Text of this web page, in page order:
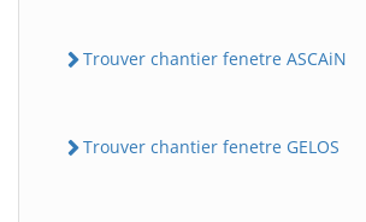
Trouver chantier fenetre ASCAiN
Trouver chantier fenetre GELOS